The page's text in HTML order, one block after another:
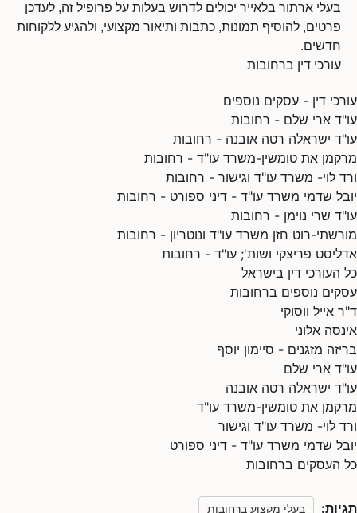
בעלי ארתור בלאייר יכולים לדרוש בעלות על פרופיל זה, לעדכן
פרטים, להוסיף תמונות, כתבות ותיאור מקצועי, ולהגיע ללקוחות
חדשים.
עורכי דין ברחובות
עורכי דין - עסקים נוספים
עו"ד ארי שלם - רחובות
עו"ד ישראלה רטה אובנה - רחובות
מרקמן את טומשין-משרד עו"ד - רחובות
ורד לוי- משרד עו"ד וגישור - רחובות
יובל שדמי משרד עו"ד - דיני ספורט - רחובות
עו"ד שרי נוימן - רחובות
מורשתי-רוט חזן משרד עו"ד ונוטריון - רחובות
אדליסט פריצקי ושות'; עו"ד - רחובות
כל העורכי דין בישראל
עסקים נוספים ברחובות
ד"ר אייל ווסוקי
אינסה אלוני
בריזה מזגנים - סיימון יוסף
עו"ד ארי שלם
עו"ד ישראלה רטה אובנה
מרקמן את טומשין-משרד עו"ד
ורד לוי- משרד עו"ד וגישור
יובל שדמי משרד עו"ד - דיני ספורט
כל העסקים ברחובות
תגיות: בעלי מקצוע ברחובות